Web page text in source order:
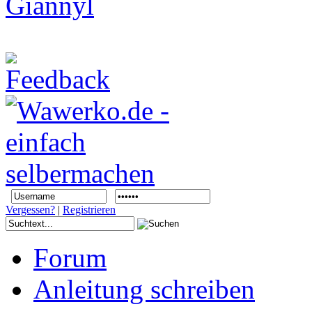
Vergessen? | Registrieren
Forum
Anleitung schreiben